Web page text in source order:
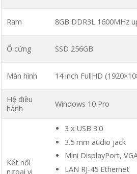
Ram 8GB DDR3L 1600MHz
Ổ cứng SSD 256GB
Màn hình 14 inch FullHD
Hệ điều
hành
Windows 10 Pro
Kết nối
ngoại vi
3 x USB 3.0
3.5 mm audio jack
Mini DisplayPort,
LAN RJ-45 Ethernet